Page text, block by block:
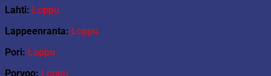
Lahti: Loppu
Lappeenranta: Loppu
Pori: Loppu
Porvoo: Loppu